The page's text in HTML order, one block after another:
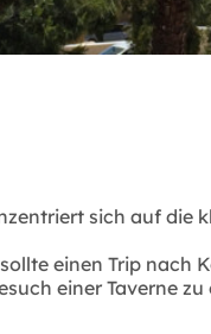
sich auf die
einen Trip
einer Taverne